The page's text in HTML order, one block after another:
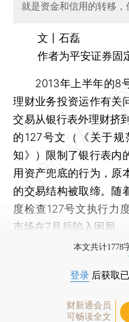
就是资金和信用的转移
文丨石磊
作者为平安证券固定
2013年上半年的8号
理财业务投资运作有关
交易从银行表外理财挤
的127号文（《关于
知》）限制了银行表内
用资产兜底的行为，原
的交易结构被取缔。随
度检查127号文执行力
市场在7月后陷入困局。
本文共计1778
登录 后获取
财新通会员
可畅读全文